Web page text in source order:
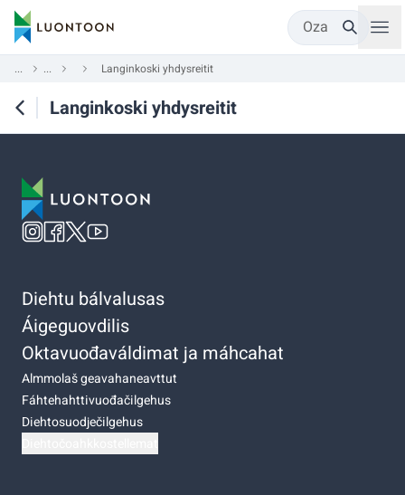
Oza
... ... Langinkoski yhdysreitit
Langinkoski yhdysreitit
Diehtu bálvalusas
Áigeguovdilis
Oktavuođaváldimat ja máhcahat
Almmolaš geavahaneavttut
Fáhtehahttivuođačilgehus
Diehtosuodječilgehus